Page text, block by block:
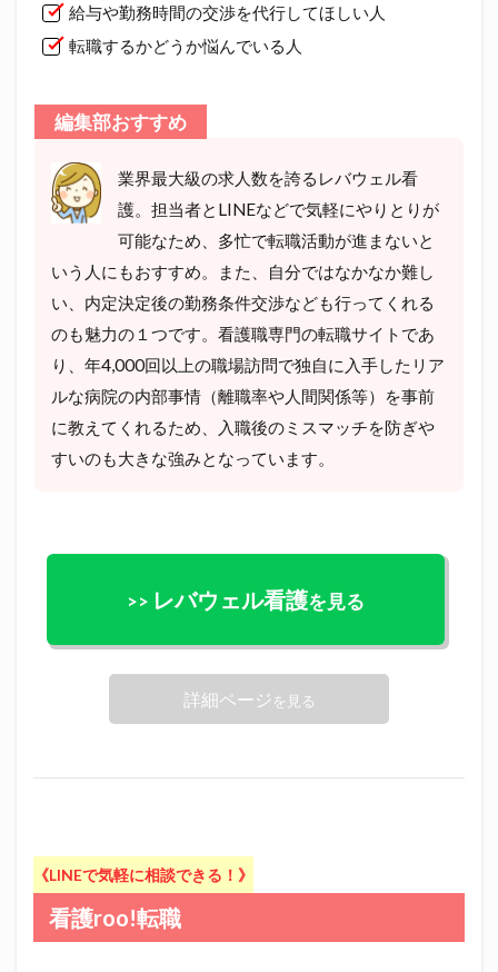
給与や勤務時間の交渉を代行してほしい人
転職するかどうか悩んでいる人
編集部おすすめ
業界最大級の求人数を誇るレバウェル看
護。担当者とLINEなどで気軽にやりとりが
可能なため、多忙で転職活動が進まないと
いう人にもおすすめ。また、自分ではなかなか難し
い、内定決定後の勤務条件交渉なども行ってくれる
のも魅力の１つです。看護職専門の転職サイトであ
り、年4,000回以上の職場訪問で独自に入手したリア
ルな病院の内部事情（離職率や人間関係等）を事前
に教えてくれるため、入職後のミスマッチを防ぎや
すいのも大きな強みとなっています。
>> レバウェル看護を見る
詳細ページ を見る
《LINEで気軽に相談できる！》
看護roo!転職